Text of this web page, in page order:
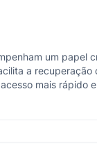
um papel
a
mais rápido